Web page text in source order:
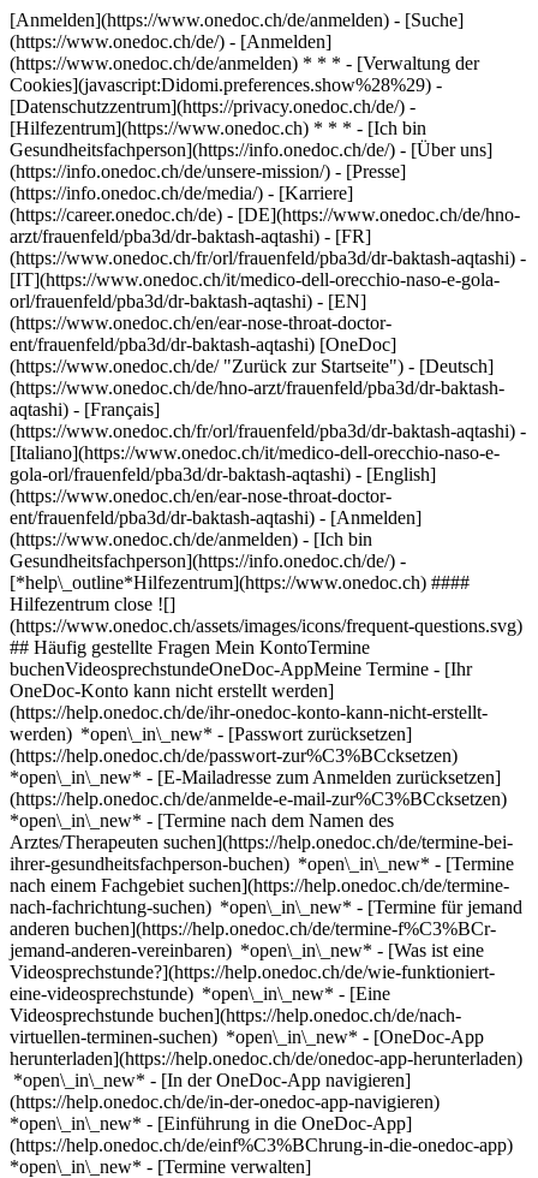
[Anmelden](https://www.onedoc.ch/de/anmelden) - [Suche]
(https://www.onedoc.ch/de/) - [Anmelden]
(https://www.onedoc.ch/de/anmelden) * * * - [Verwaltung der
Cookies](javascript:Didomi.preferences.show%28%29) -
[Datenschutzzentrum](https://privacy.onedoc.ch/de/) -
[Hilfezentrum](https://www.onedoc.ch) * * * - [Ich bin
Gesundheitsfachperson](https://info.onedoc.ch/de/) - [Über uns]
(https://info.onedoc.ch/de/unsere-mission/) - [Presse]
(https://info.onedoc.ch/de/media/) - [Karriere]
(https://career.onedoc.ch/de) - [DE](https://www.onedoc.ch/de/hno-
arzt/frauenfeld/pba3d/dr-baktash-aqtashi) - [FR]
(https://www.onedoc.ch/fr/orl/frauenfeld/pba3d/dr-baktash-aqtashi) -
[IT](https://www.onedoc.ch/it/medico-dell-orecchio-naso-e-gola-
orl/frauenfeld/pba3d/dr-baktash-aqtashi) - [EN]
(https://www.onedoc.ch/en/ear-nose-throat-doctor-
ent/frauenfeld/pba3d/dr-baktash-aqtashi) [OneDoc]
(https://www.onedoc.ch/de/ "Zurück zur Startseite") - [Deutsch]
(https://www.onedoc.ch/de/hno-arzt/frauenfeld/pba3d/dr-baktash-
aqtashi) - [Français]
(https://www.onedoc.ch/fr/orl/frauenfeld/pba3d/dr-baktash-aqtashi) -
[Italiano](https://www.onedoc.ch/it/medico-dell-orecchio-naso-e-
gola-orl/frauenfeld/pba3d/dr-baktash-aqtashi) - [English]
(https://www.onedoc.ch/en/ear-nose-throat-doctor-
ent/frauenfeld/pba3d/dr-baktash-aqtashi) - [Anmelden]
(https://www.onedoc.ch/de/anmelden) - [Ich bin
Gesundheitsfachperson](https://info.onedoc.ch/de/) -
[*help\_outline*Hilfezentrum](https://www.onedoc.ch) ####
Hilfezentrum close ![]
(https://www.onedoc.ch/assets/images/icons/frequent-questions.svg)
## Häufig gestellte Fragen Mein KontoTermine
buchenVideosprechstundeOneDoc-AppMeine Termine - [Ihr
OneDoc-Konto kann nicht erstellt werden]
(https://help.onedoc.ch/de/ihr-onedoc-konto-kann-nicht-erstellt-
werden) *open\_in\_new* - [Passwort zurücksetzen]
(https://help.onedoc.ch/de/passwort-zur%C3%BCcksetzen)
*open\_in\_new* - [E-Mailadresse zum Anmelden zurücksetzen]
(https://help.onedoc.ch/de/anmelde-e-mail-zur%C3%BCcksetzen)
*open\_in\_new* - [Termine nach dem Namen des
Arztes/Therapeuten suchen](https://help.onedoc.ch/de/termine-bei-
ihrer-gesundheitsfachperson-buchen) *open\_in\_new* - [Termine
nach einem Fachgebiet suchen](https://help.onedoc.ch/de/termine-
nach-fachrichtung-suchen) *open\_in\_new* - [Termine für jemand
anderen buchen](https://help.onedoc.ch/de/termine-f%C3%BCr-
jemand-anderen-vereinbaren) *open\_in\_new* - [Was ist eine
Videosprechstunde?](https://help.onedoc.ch/de/wie-funktioniert-
eine-videosprechstunde) *open\_in\_new* - [Eine
Videosprechstunde buchen](https://help.onedoc.ch/de/nach-
virtuellen-terminen-suchen) *open\_in\_new* - [OneDoc-App
herunterladen](https://help.onedoc.ch/de/onedoc-app-herunterladen)
*open\_in\_new* - [In der OneDoc-App navigieren]
(https://help.onedoc.ch/de/in-der-onedoc-app-navigieren)
*open\_in\_new* - [Einführung in die OneDoc-App]
(https://help.onedoc.ch/de/einf%C3%BChrung-in-die-onedoc-app)
*open\_in\_new* - [Termine verwalten](https://help.onedoc.ch/de/termine-verwalten) *open\_in\_new* - [Termine absagen](https://help.onedoc.ch/de/online-gebuchte-termine-absagen) *open\_in\_new* - [Ich erhalte keine Terminbestätigung](https://help.onedoc.ch/de/ich-erhalte-keine-terminbest%C3%A4tigung) *open\_in\_new* [Alle unsere Artikel anzeigen *open\_in\_new*](https://help.onedoc.ch/de/) ![Dr. Aqtashi, HNO-Arzt in Frauenfeld](https://www.onedoc.ch/assets/images/male.png "Dr. Aqtashi, HNO-Arzt in Frauenfeld") # Dr. Baktash Aqtashi ## HNO-Arzt Zusammenfassung Standorte Karte Vorstellung Diese Gesundheitsfachperson kann noch nicht auf OneDoc gebucht werden.[Buchen Sie online einen Termin mit einem HNO-Arzt in Frauenfeld dank OneDoc.](https://www.onedoc.ch/de/hno-arzt/frauenfeld) ![Patient mit Pluszeichen, der anzeigt, dass neue Patienten angenommen werden](https://www.onedoc.ch/assets/images/icons/new-patients.svg) ### Zugelassene Patienten Dr. Baktash Aqtashi akzeptiert neue Patienten ![Aktenkoffer-Symbol, das die Fachgebiete der Fachperson ank\u00fcndigt](https://www.onedoc.ch/assets/images/icons/specialties.svg) ### Fachrichtungen HNO (Hals-, Nasen-, Ohrenheilkunde) ![Gebäude-Icon zeigt alle Arbeitsorte, an denen die Gesundheitsfachperson tätig ist](https://www.onedoc.ch/assets/images/icons/locations.svg) ### Standorte HNO-Zentrum Frauenfeld in Frauenfeld [Luzerner Kantonsspital Luzern - ORL Klinik in Luzern](https://www.onedoc.ch/de/hno-arzt/luzern/pbyfl/dr-baktash-aqtashi) ![Standortmarker, der Karte und Zugangsinformationen zur Praxis anzeigt](https://www.onedoc.ch/assets/images/icons/map.svg) ### Karte und Anreiseinformationen #### [HNO-Zentrum Frauenfeld](https://www.onedoc.ch/de/gruppenpraxis/frauenfeld/et43/hno-zentrum-frauenfeld) Murgstrasse 4 8500 Frauenfeld ![Dokument-Symbol, das die Vorstellung der Praxis ankündigt](https://www.onedoc.ch/assets/images/icons/presentation.svg) ### Vorstellung der Gesundheitsfachperson Dr. Aqtashi, __HNO-Arzt in Frauenfeld__, heisst Sie Willkommen an folgender Adresse: Murgstrasse 4. Dr. Aqtashi praktiziert __HNO (Hals-, Nasen-, Ohrenheilkunde) in Frauenfeld__. Für weitere Informationen oder um einen Termin zu buchen, rufen Sie in der Praxis an: [052 723 24 25](tel:+41527232425). * * * #### Gesprochene Sprachen Deutsch ![Sprechblasen-Symbol, das den FAQ-Bereich ank\u00fcndigt](https://www.onedoc.ch/assets/images/icons/faq.svg) ### FAQ *expand\_more* *keyboard\_arrow\_right* ## Wie lauten die Adressen von Dr. Baktash Aqtashi? Dr. Baktash Aqtashi empfängt Patienten an den folgenden Adressen: - #### [HNO-Zentrum Frauenfeld](https://www.onedoc.ch/de/gruppenpraxis/frauenfeld/et43/hno-zentrum-frauenfeld) Murgstrasse 4 8500 Frauenfeld - #### [Luzerner Kantonsspital Luzern - ORL Klinik](https://www.onedoc.ch/de/spital/luzern/ezyc/luzerner-kantonsspital-luzern-orl-klinik) Spitalstrasse 6004 Luzern * * * *keyboard\_arrow\_right* ## Welche Sprachen werden von Dr. Baktash Aqtashi gesprochen? Dr. Baktash Aqtashi behandelt Patienten auf Deutsch. * * * *keyboard\_arrow\_right* ## Wie lauten die Telefonnummern von Dr. Baktash Aqtashi? Die Telefonnummern von Dr. Baktash Aqtashi sind: - HNO-Zentrum Frauenfeld: [052 723 24 25](tel:+41527232425) - Luzerner Kantonsspital Luzern - ORL Klinik: [041 205 11 11](tel:+41412051111) * * * *keyboard\_arrow\_right* ## Was sind die Fachgebiete von Dr. Baktash Aqtashi? Dr. Baktash Aqtashi führt [HNO (Hals-, Nasen-, Ohrenheilkunde)](https://www.onedoc.ch/de/hno-arzt/frauenfeld) in Frauenfeld durch. 1. [OneDoc](https://www.onedoc.ch/de/)/ 2. [HNO-Arzt](https://www.onedoc.ch/de/hno-arzt)/ 3. [Kanton Thurgau](https://www.onedoc.ch/de/hno-arzt/kanton-thurgau)/ 4. [Frauenfeld](https://www.onedoc.ch/de/hno-arzt/frauenfeld)/ 5. Dr. Baktash Aqtashi [*edit*Informationen ändern oder mein Profil löschen](mailto:support@onedoc.ch?subject=Beschreibung%20updaten%20-%20Dr.%20Baktash%20Aqtashi%20-%20%23130402) ### Sind Sie Dr. Baktash Aqtashi? Übernehmen Sie die Kontrolle über Ihr OneDoc-Profil! Optimieren Sie die Verwaltung Ihrer Praxis mit unserer Online-Terminvereinbarungslösung: *call\_received*Reduzieren Sie No-Shows dank automatisch versendeter Erinnerungs-SMS. *access\_time*Vereinfachen Sie die Verwaltung Ihrer Praxis und sparen Sie administrative Zeit. *visibility*Bieten Sie die Online-Terminbuchung an, ein geschätzter Service für Ihre Patienten. *thumb\_up*Steigern Sie Ihre Sichtbarkeit dank der führenden Terminreservierungsplattform für medizinische Termine in der Schweiz. [OneDoc Pro entdecken](https://info.onedoc.ch/de/) ### Laden Sie die OneDoc-App herunter Buchen Sie online einen Termin bei einem Arzt, Zahnarzt oder Therapeuten in Ihrer Nähe in der Schweiz. Mit der OneDoc-App können Sie alle Ihre medizinischen Termine von Ihrem Handy aus verwalten, jederzeit und überall. ![QR-Code, der zum Apple App Store oder Google Play leitet, um die OneDoc Patienten-App zu laden](https://www.onedoc.ch/assets/images/download-app-qr.jpeg) Scannen Sie den QR-Code, um die App herunterzuladen [![Laden Sie unsere App im App Store herunter!](https://www.onedoc.ch/assets/images/app-store-badge-de.svg)](https://apps.apple.com/ch/app/onedoc/id1592376413?l=fr)[![Laden Sie unsere App im Google Play Store herunter!](https://www.onedoc.ch/assets/images/google-play-badge-de.png)](https://play.google.com/store/apps/details?id=ch.onedoc.patient&hl=fr-CH) *keyboard\_arrow\_right* ## Verwandte Fachgebiete [HNO-Arzt in Zürich](https://www.onedoc.ch/de/hno-arzt/zurich)[HNO-Arzt in Bülach](https://www.onedoc.ch/de/hno-arzt/bulach)[HNO-Arzt in Küsnacht](https://www.onedoc.ch/de/hno-arzt/kusnacht)[HNO-Arzt in Dürnten](https://www.onedoc.ch/de/hno-arzt/durnten)[HNO-Arzt in Meilen](https://www.onedoc.ch/de/hno-arzt/meilen)[HNO-Arzt in Dübendorf](https://www.onedoc.ch/de/hno-arzt/dubendorf)[HNO-Arzt in Wetzikon](https://www.onedoc.ch/de/hno-arzt/wetzikon)[HNO-Arzt in Baden](https://www.onedoc.ch/de/hno-arzt/baden)[HNO-Arzt in Adliswil](https://www.onedoc.ch/de/hno-arzt/adliswil)[HNO-Arzt in Schaffhausen](https://www.onedoc.ch/de/hno-arzt/schaffhausen)[HNO-Arzt in Kloten](https://www.onedoc.ch/de/hno-arzt/kloten)[HNO-Arzt in Weinfelden](https://www.onedoc.ch/de/hno-arzt/weinfelden)[HNO-Arzt in Stäfa](https://www.onedoc.ch/de/hno-arzt/stafa) *keyboard\_arrow\_right* ## Beliebte Suchbegriffe [Facharzt für Allgemeine Innere Medizin in Zürich](https://www.onedoc.ch/de/facharzt-fur-allgemeine-innere-medizin/zurich)[Gynäkologe (Frauenarzt und Geburtshelfer) in Zürich](https://www.onedoc.ch/de/gynakologe-frauenarzt-und-geburtshelfer/zurich)[Augenarzt in Zürich](https://www.onedoc.ch/de/augenarzt/zurich)[Masseur (klassische Massage) in Zürich](https://www.onedoc.ch/de/masseur-klassische-massage/zurich)[Physiotherapeut in Zürich](https://www.onedoc.ch/de/physiotherapeut/zurich)[Hausarzt (Allgemeinmedizin) in Zürich](https://www.onedoc.ch/de/hausarzt-allgemeinmedizin/zurich)[Hautarzt (Dermatologe) in Zürich](https://www.onedoc.ch/de/hautarzt-dermatologe/zurich)[Impfzentrum in Zürich](https://www.onedoc.ch/de/impfzentrum/zurich)[Spezialist für ästhetische Medizin in Zürich](https://www.onedoc.ch/de/spezialist-fur-asthetische-medizin/zurich)[Reflexologietherapeut in Zürich](https://www.onedoc.ch/de/reflexologietherapeut/zurich)[Medizinischer Masseur (Massage) in Zürich](https://www.onedoc.ch/de/medizinischer-masseur-massage/zurich)[Physiotherapeut in Winterthur](https://www.onedoc.ch/de/physiotherapeut/winterthur)[Osteopath in Zürich](https://www.onedoc.ch/de/osteopath/zurich)[Gastroenterologe in Zürich](https://www.onedoc.ch/de/gastroenterologe/zurich)[Hausarzt (Allgemeinmedizin) in Winterthur](https://www.onedoc.ch/de/hausarzt-allgemeinmedizin/winterthur)[Neurologe in Zürich](https://www.onedoc.ch/de/neurologe/zurich)[Zahnarzt in Zürich](https://www.onedoc.ch/de/zahnarzt/zurich)[WAM/TEN Naturheilpraktiker in Zürich](https://www.onedoc.ch/de/wam-ten-naturheilpraktiker/zurich)[Gesundheitsdienstleistungen der Apotheke in Zürich](https://www.onedoc.ch/de/gesundheitsdienstleistungen-der-apotheke/zurich)[Kardiologe in Zürich](https://www.onedoc.ch/de/kardiologe/zurich)[Dentalhygieniker in Zürich](https://www.onedoc.ch/de/dentalhygieniker/zurich) *keyboard\_arrow\_right* ## Finden Sie einen Arzt oder Therapeuten [Ärzte- und Therapeutenverzeichnis](https://www.onedoc.ch/de/verzeichnis) [A](https://www.onedoc.ch/de/verzeichnis/A) [B](https://www.onedoc.ch/de/verzeichnis/B) [C](https://www.onedoc.ch/de/verzeichnis/C) [D](https://www.onedoc.ch/de/verzeichnis/D) [E](https://www.onedoc.ch/de/verzeichnis/E) [F](https://www.onedoc.ch/de/verzeichnis/F) [G](https://www.onedoc.ch/de/verzeichnis/G) [H](https://www.onedoc.ch/de/verzeichnis/H) [I](https://www.onedoc.ch/de/verzeichnis/I) [J](https://www.onedoc.ch/de/verzeichnis/J) [K](https://www.onedoc.ch/de/verzeichnis/K) [L](https://www.onedoc.ch/de/verzeichnis/L) [M](https://www.onedoc.ch/de/verzeichnis/M) [N](https://www.onedoc.ch/de/verzeichnis/N) [O](https://www.onedoc.ch/de/verzeichnis/O) [P](https://www.onedoc.ch/de/verzeichnis/P) [Q](https://www.onedoc.ch/de/verzeichnis/Q) [R](https://www.onedoc.ch/de/verzeichnis/R) [S](https://www.onedoc.ch/de/verzeichnis/S) [T](https://www.onedoc.ch/de/verzeichnis/T) [U](https://www.onedoc.ch/de/verzeichnis/U) [V](https://www.onedoc.ch/de/verzeichnis/V) [W](https://www.onedoc.ch/de/verzeichnis/W) [X](https://www.onedoc.ch/de/verzeichnis/X) [Y](https://www.onedoc.ch/de/verzeichnis/Y) [Z](https://www.onedoc.ch/de/verzeichnis/Z) ## OneDoc [Ich bin Gesundheitsfachperson](https://info.onedoc.ch/de/) [Über uns](https://info.onedoc.ch/de/unsere-mission/) [Presse](https://info.onedoc.ch/de/media/) [Karriere](https://career.onedoc.ch/de) [Datenschutzzentrum](https://privacy.onedoc.ch/de/) [Verwaltung der Cookies](javascript:Didomi.preferences.show%28%29) [Hilfezentrum](https://help.onedoc.ch/de/) ## Sprachen [